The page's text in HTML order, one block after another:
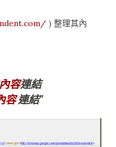
) 整理其內
容連結
容連結